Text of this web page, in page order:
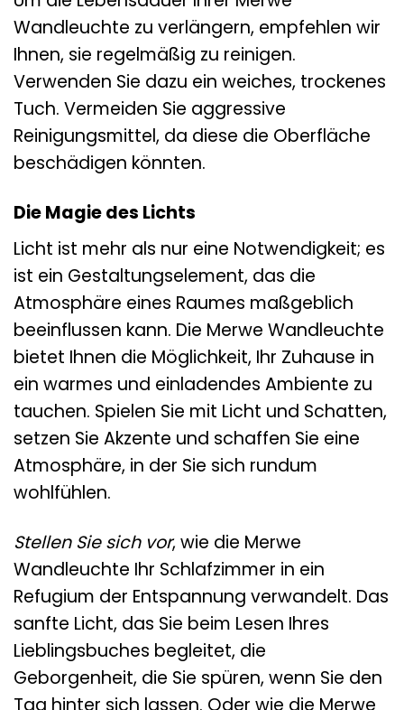
Wandleuchte zu verlängern, empfehlen wir
Ihnen, sie regelmäßig zu reinigen.
Verwenden Sie dazu ein weiches, trockenes
Tuch. Vermeiden Sie aggressive
Reinigungsmittel, da diese die Oberfläche
beschädigen könnten.
Die Magie des Lichts
Licht ist mehr als nur eine Notwendigkeit; es
ist ein Gestaltungselement, das die
Atmosphäre eines Raumes maßgeblich
beeinflussen kann. Die Merwe Wandleuchte
bietet Ihnen die Möglichkeit, Ihr Zuhause in
ein warmes und einladendes Ambiente zu
tauchen. Spielen Sie mit Licht und Schatten,
setzen Sie Akzente und schaffen Sie eine
Atmosphäre, in der Sie sich rundum
wohlfühlen.
Stellen Sie sich vor, wie die Merwe
Wandleuchte Ihr Schlafzimmer in ein
Refugium der Entspannung verwandelt. Das
sanfte Licht, das Sie beim Lesen Ihres
Lieblingsbuches begleitet, die
Geborgenheit, die Sie spüren, wenn Sie den
Tag hinter sich lassen. Oder wie die Merwe